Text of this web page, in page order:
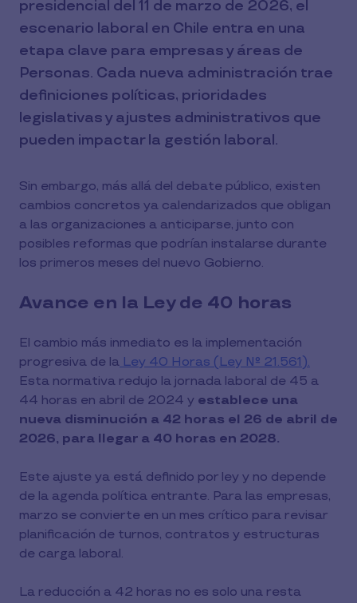
presidencial del 11 de marzo de 2026, el
escenario laboral en Chile entra en una
etapa clave para empresas y áreas de
Personas. Cada nueva administración trae
definiciones políticas, prioridades
legislativas y ajustes administrativos que
pueden impactar la gestión laboral.
Sin embargo, más allá del debate público, existen
cambios concretos ya calendarizados que obligan
a las organizaciones a anticiparse, junto con
posibles reformas que podrían instalarse durante
los primeros meses del nuevo Gobierno.
Avance en la Ley de 40 horas
El cambio más inmediato es la implementación
progresiva de la Ley 40 Horas (Ley N° 21.561).
Esta normativa redujo la jornada laboral de 45 a
44 horas en abril de 2024 y establece una
nueva disminución a 42 horas el 26 de abril de
2026, para llegar a 40 horas en 2028.
Este ajuste ya está definido por ley y no depende
de la agenda política entrante. Para las empresas,
marzo se convierte en un mes crítico para revisar
planificación de turnos, contratos y estructuras
de carga laboral.
La reducción a 42 horas no es solo una resta